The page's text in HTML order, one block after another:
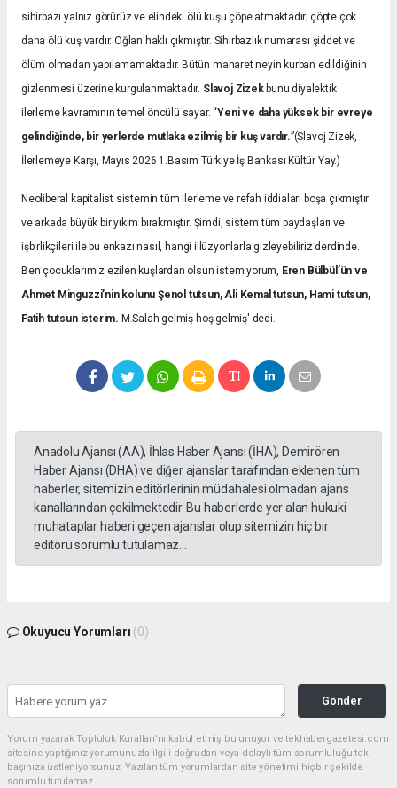
sihirbazı yalnız görürüz ve elindeki ölü kuşu çöpe atmaktadır; çöpte çok
daha ölü kuş vardır. Oğlan haklı çıkmıştır. Sihirbazlık numarası şiddet ve
ölüm olmadan yapılamamaktadır. Bütün maharet neyin kurban edildiğinin
gizlenmesi üzerine kurgulanmaktadır. Slavoj Zizekbunu diyalektik
ilerleme kavramının temel öncülü sayar. “Yeni ve daha yüksek bir evreye
gelindiğinde, bir yerlerde mutlaka ezilmiş bir kuş vardır.”(Slavoj Zizek,
İlerlemeye Karşı, Mayıs 2026 1.Basım Türkiye İş Bankası Kültür Yay.)
Neoliberal kapitalist sistemin tüm ilerleme ve refah iddiaları boşa çıkmıştır
ve arkada büyük bir yıkım bırakmıştır. Şimdi, sistem tüm paydaşları ve
işbirlikçileri ile bu enkazı nasıl, hangi illüzyonlarla gizleyebiliriz derdinde.
Ben çocuklarımız ezilen kuşlardan olsun istemiyorum, Eren Bülbül’ün ve
Ahmet Minguzzi’nin kolunu Şenol tutsun, Ali Kemal tutsun, Hami tutsun,
Fatih tutsun isterim. M.Salah gelmiş hoş gelmiş' dedi.
Anadolu Ajansı (AA), İhlas Haber Ajansı (İHA), Demirören
Haber Ajansı (DHA) ve diğer ajanslar tarafından eklenen tüm
haberler, sitemizin editörlerinin müdahalesi olmadan ajans
kanallarından çekilmektedir. Bu haberlerde yer alan hukuki
muhataplar haberi geçen ajanslar olup sitemizin hiç bir
editörü sorumlu tutulamaz...
Okuyucu Yorumları (0)
Gönder
Yorum yazarak Topluluk Kuralları’nı kabul etmiş bulunuyor ve tekhabergazetesi.com
sitesine yaptığınız yorumunuzla ilgili doğrudan veya dolaylı tüm sorumluluğu tek
başınıza üstleniyorsunuz. Yazılan tüm yorumlardan site yönetimi hiçbir şekilde
sorumlu tutulamaz.